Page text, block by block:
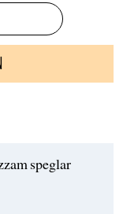
speglar